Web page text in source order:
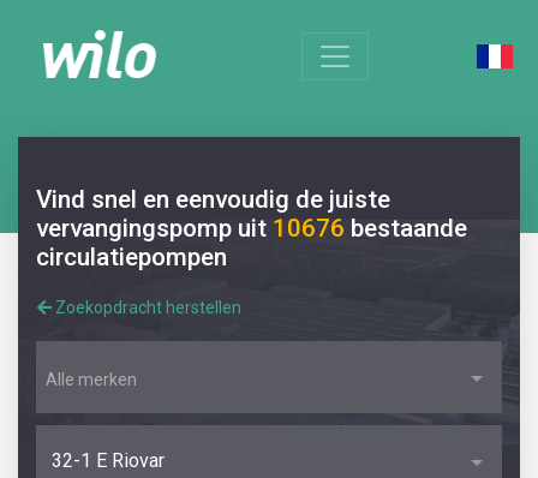
Vind snel en eenvoudig de juiste
vervangingspomp uit 10676 bestaande
circulatiepompen
Zoekopdracht herstellen
Alle merken
32-1 E Riovar